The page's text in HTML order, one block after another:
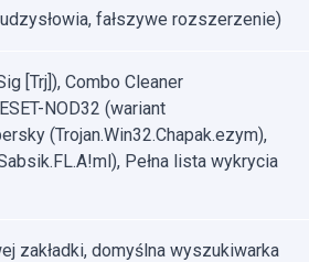
fałszywe rozszerzenie)
[Trj]), Combo Cleaner
NOD32 (wariant
(Trojan.Win32.Chapak.ezym),
Pełna lista wykrycia
zakładki, domyślna wyszukiwarka